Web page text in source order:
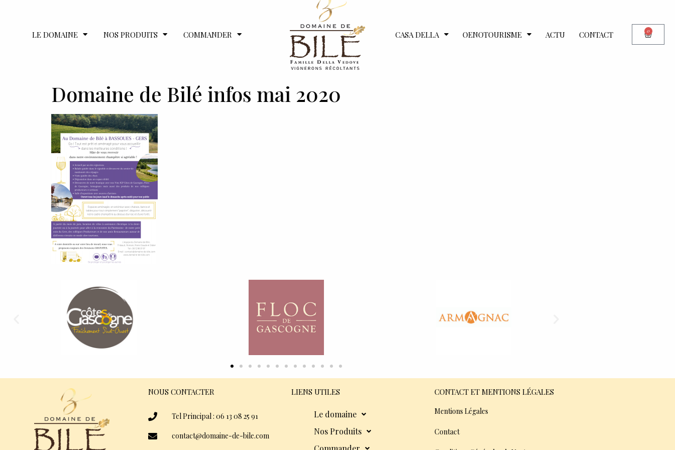
LE DOMAINE NOS PRODUITS COMMANDER CASA DELLA OENOTOURISME ACTU CONTACT 0
Domaine de Bilé infos mai 2020
NOUS CONTACTER
Tel Principal : 06 13 08 25 91
contact@domaine-de-bile.com
LIENS UTILES
Le domaine
Nos Produits
CONTACT ET MENTIONS LÉGALES
Mentions Légales
Contact